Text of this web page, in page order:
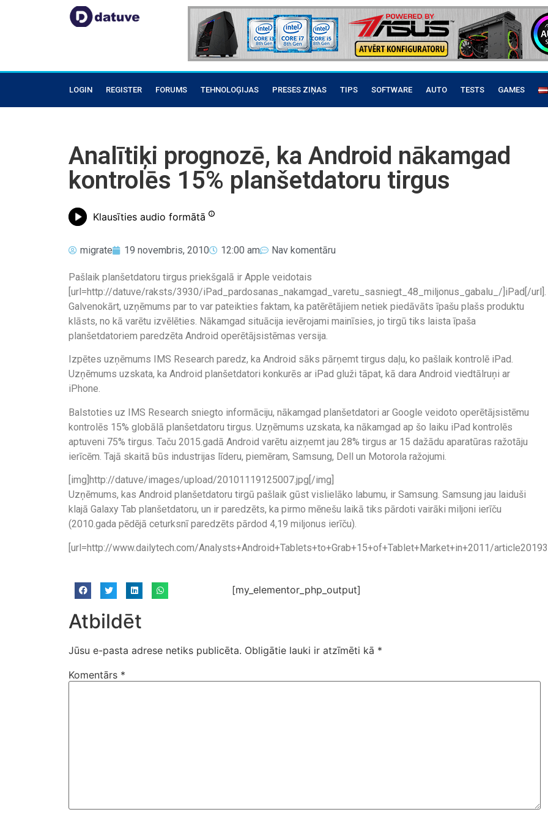
LOGIN REGISTER FORUMS TEHNOLOĢIJAS PRESES ZIŅAS TIPS SOFTWARE AUTO TESTS GAMES
Analītiķi prognozē, ka Android nākamgad
kontrolēs 15% planšetdatoru tirgus
Klausīties audio formātā
migrate 19 novembris, 2010 12:00 am Nav komentāru
Pašlaik planšetdatoru tirgus priekšgalā ir Apple veidotais
[url=http://datuve/raksts/3930/iPad_pardosanas_nakamgad_varetu_sasniegt_48_miljonus_gabalu_/]iPad[/url].
Galvenokārt, uzņēmums par to var pateikties faktam, ka patērētājiem netiek piedāvāts īpašu plašs produktu
klāsts, no kā varētu izvēlēties. Nākamgad situācija ievērojami mainīsies, jo tirgū tiks laista īpaša
planšetdatoriem paredzēta Android operētājsistēmas versija.
Izpētes uzņēmums IMS Research paredz, ka Android sāks pārņemt tirgus daļu, ko pašlaik kontrolē iPad.
Uzņēmums uzskata, ka Android planšetdatori konkurēs ar iPad gluži tāpat, kā dara Android viedtālruņi ar
iPhone.
Balstoties uz IMS Research sniegto informāciju, nākamgad planšetdatori ar Google veidoto operētājsistēmu
kontrolēs 15% globālā planšetdatoru tirgus. Uzņēmums uzskata, ka nākamgad ap šo laiku iPad kontrolēs
aptuveni 75% tirgus. Taču 2015.gadā Android varētu aizņemt jau 28% tirgus ar 15 dažādu aparatūras ražotāju
ierīcēm. Tajā skaitā būs industrijas līderu, piemēram, Samsung, Dell un Motorola ražojumi.
[img]http://datuve/images/upload/20101119125007.jpg[/img]
Uzņēmums, kas Android planšetdatoru tirgū pašlaik gūst vislielāko labumu, ir Samsung. Samsung jau laiduši
klajā Galaxy Tab planšetdatoru, un ir paredzēts, ka pirmo mēnešu laikā tiks pārdoti vairāki miljoni ierīču
(2010.gada pēdējā ceturksnī paredzēts pārdod 4,19 miljonus ierīču).
[url=http://www.dailytech.com/Analysts+Android+Tablets+to+Grab+15+of+Tablet+Market+in+2011/
[my_elementor_php_output]
Atbildēt
Jūsu e-pasta adrese netiks publicēta. Obligātie lauki ir atzīmēti kā *
Komentārs *